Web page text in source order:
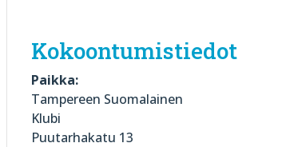
Kokoontumistiedot
Paikka:
Tampereen Suomalainen
Klubi
Puutarhakatu 13